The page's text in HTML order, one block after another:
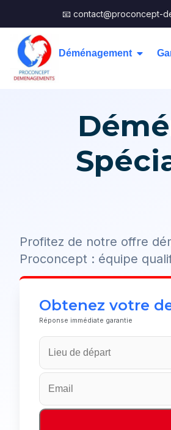
📧 contact@proconcept-
Déménagement
Profitez de notre offre
Proconcept : équipe
Obtenez votre
Réponse immédiate garantie